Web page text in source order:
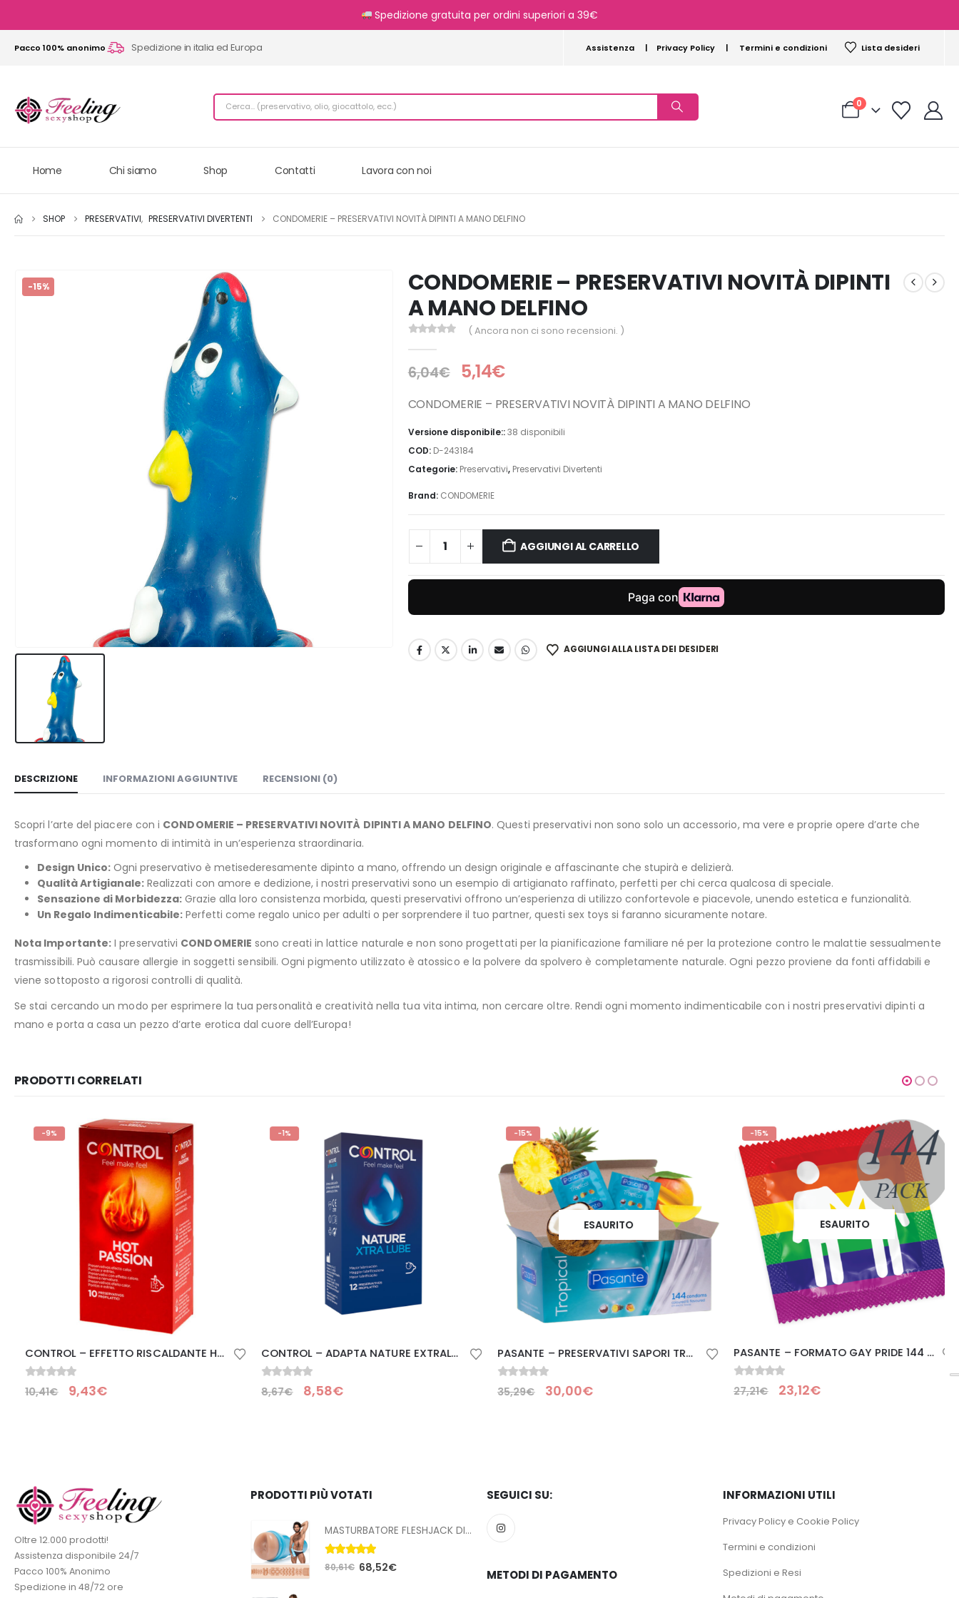
Spedizione gratuita per ordini superiori a 39€
Pacco 100% anonimo Spedizione in italia ed Europa Assistenza | Privacy Policy | Termini e condizioni Lista desideri
0
Home Chi siamo Shop Contatti Lavora con noi
SHOP PRESERVATIVI, PRESERVATIVI DIVERTENTI CONDOMERIE – PRESERVATIVI NOVITÀ DIPINTI A MANO DELFINO
-15%
CONDOMERIE – PRESERVATIVI NOVITÀ DIPINTI
A MANO DELFINO
( Ancora non ci sono recensioni. )
6,04€ 5,14€
CONDOMERIE – PRESERVATIVI NOVITÀ DIPINTI A MANO DELFINO
Versione disponibile::38 disponibili
COD: D-243184
Categorie: Preservativi, Preservativi Divertenti
Brand: CONDOMERIE
AGGIUNGI AL CARRELLO
AGGIUNGI ALLA LISTA DEI DESIDERI
DESCRIZIONE INFORMAZIONI AGGIUNTIVE RECENSIONI (0)
Scopri l’arte del piacere con i CONDOMERIE – PRESERVATIVI NOVITÀ DIPINTI A MANO DELFINO. Questi preservativi non sono solo un accessorio, ma vere e proprie opere d’arte che
trasformano ogni momento di intimità in un’esperienza straordinaria.
Design Unico: Ogni preservativo è metisederesamente dipinto a mano, offrendo un design originale e affascinante che stupirà e delizierà.
Qualità Artigianale: Realizzati con amore e dedizione, i nostri preservativi sono un esempio di artigianato raffinato, perfetti per chi cerca qualcosa di speciale.
Sensazione di Morbidezza: Grazie alla loro consistenza morbida, questi preservativi offrono un’esperienza di utilizzo confortevole e piacevole, unendo estetica e funzionalità.
Un Regalo Indimenticabile: Perfetti come regalo unico per adulti o per sorprendere il tuo partner, questi sex toys si faranno sicuramente notare.
Nota Importante: I preservativi CONDOMERIE sono creati in lattice naturale e non sono progettati per la pianificazione familiare né per la protezione contro le malattie sessualmente
trasmissibili. Può causare allergie in soggetti sensibili. Ogni pigmento utilizzato è atossico e la polvere da spolvero è completamente naturale. Ogni pezzo proviene da fonti affidabili e
viene sottoposto a rigorosi controlli di qualità.
Se stai cercando un modo per esprimere la tua personalità e creatività nella tua vita intima, non cercare oltre. Rendi ogni momento indimenticabile con i nostri preservativi dipinti a
mano e porta a casa un pezzo d’arte erotica dal cuore dell’Europa!
PRODOTTI CORRELATI
-9%
CONTROL – EFFETTO RISCALDANTE HOT PASSION 10 UNITÀ
Su 5
10,41€ 9,43€
-1%
CONTROL – ADAPTA NATURE EXTRALUBE CONDOMS 12 UNITS
Su 5
8,67€ 8,58€
-15%
ESAURITO
PASANTE – PRESERVATIVI SAPORI TROPICALI 144 UNIT
Su 5
35,29€ 30,00€
-15%
ESAURITO
PASANTE – FORMATO GAY PRIDE 144 PACK
Su 5
27,21€ 23,12€
Oltre 12.000 prodotti!
Assistenza disponibile 24/7
Pacco 100% Anonimo
Spedizione in 48/72 ore
PRODOTTI PIÙ VOTATI
MASTURBATORE FLESHJACK DIEGO SANS SEX MACHINE BUTT
5.00Su 5
80,61€ 68,52€
SEGUICI SU:
METODI DI PAGAMENTO
INFORMAZIONI UTILI
Privacy Policy e Cookie Policy
Termini e condizioni
Spedizioni e Resi